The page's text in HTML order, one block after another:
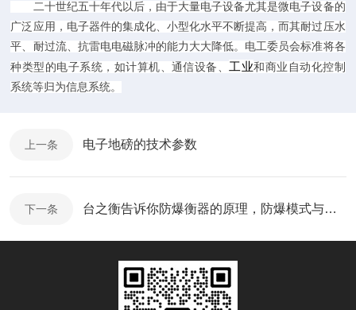
二十世纪五十年代以后，由于大量电子设备尤其是微电子设备的
广泛应用，电子器件的集成化、小型化水平不断提高，而其耐过压水
平、耐过流、抗雷电电磁脉冲的能力大大降低。电工委员会标准将各
种类型的电子系统，如计算机、通信设备、工业和商业自动化控制
系统等归为信息系统。
上一条 电子地磅的技术参数
下一条 台之衡告诉你防爆衡器的原理，防爆模式与选型